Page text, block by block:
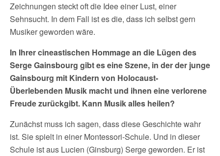
Zeichnungen steckt oft die Idee einer Lust, einer
Sehnsucht. In dem Fall ist es die, dass ich selbst gern
Musiker geworden wäre.
In Ihrer cineastischen Hommage an die Lügen des
Serge Gainsbourg gibt es eine Szene, in der der junge
Gainsbourg mit Kindern von Holocaust-
Überlebenden Musik macht und ihnen eine verlorene
Freude zurückgibt. Kann Musik alles heilen?
Zunächst muss ich sagen, dass diese Geschichte wahr
ist. Sie spielt in einer Montessori-Schule. Und in dieser
Schule ist aus Lucien (Ginsburg) Serge geworden. Er ist